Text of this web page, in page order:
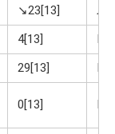
↘23[13]
4[13]
29[13]
0[13]